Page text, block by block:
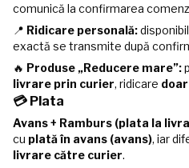
comunică la confirmarea
📍 Ridicare personală:
exactă se transmite după
🔥 Produse „Reducere mare”:
livrare prin curier, ridicare
💳 Plata
Avans + Ramburs (plata la
cu plată în avans (avans), iar
livrare către curier.